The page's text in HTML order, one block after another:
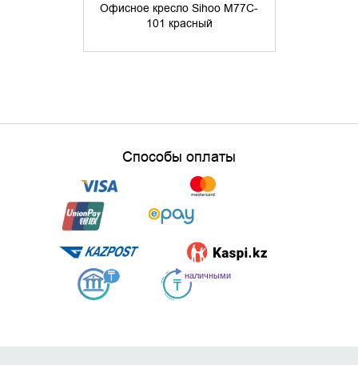
Офисное кресло Sihoo M77C-
101 красный
Способы оплаты